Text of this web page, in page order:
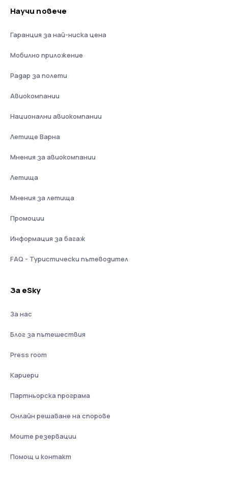
Научи повече
Гаранция за най-ниска цена
Мобилно приложение
Радар за полети
Авиокомпании
Национални авиокомпании
Летище Варна
Мнения за авиокомпании
Летища
Мнения за летища
Промоции
Информация за багаж
FAQ - Туристически пътеводител
За eSky
За нас
Блог за пътешествия
Press room
Кариери
Партньорска програма
Онлайн решаване на спорове
Моите резервации
Помощ и контакт